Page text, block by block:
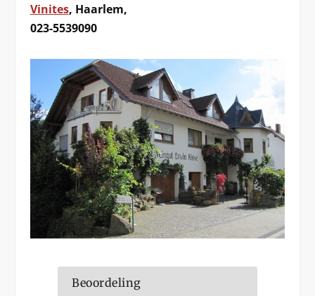
Vinites, Haarlem,
023-5539090
Beoordeling